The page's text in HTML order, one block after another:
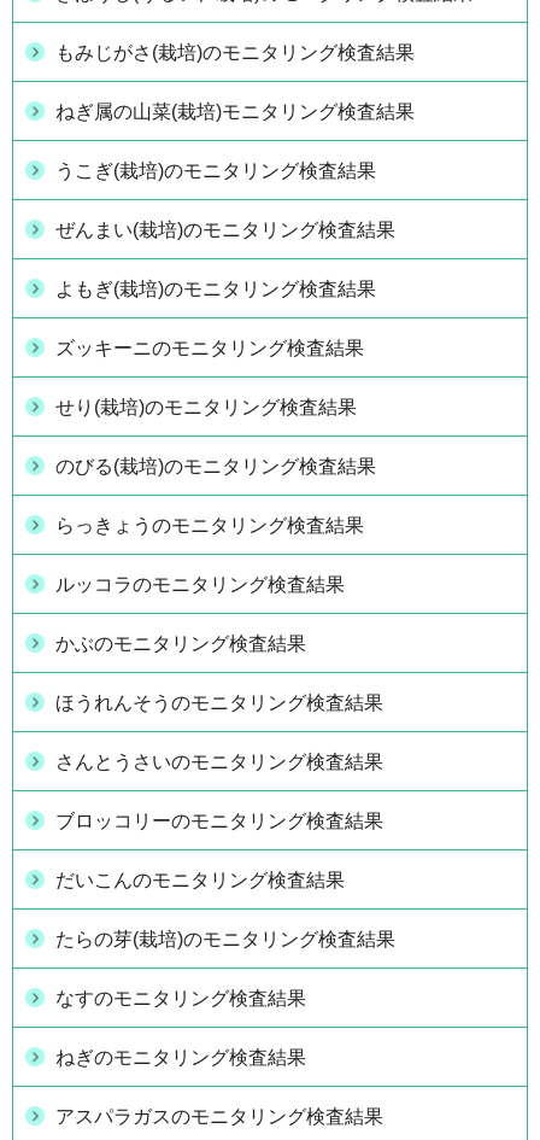
もみじがさ(栽培)のモニタリング検査結果
ねぎ属の山菜(栽培)モニタリング検査結果
うこぎ(栽培)のモニタリング検査結果
ぜんまい(栽培)のモニタリング検査結果
よもぎ(栽培)のモニタリング検査結果
ズッキーニのモニタリング検査結果
せり(栽培)のモニタリング検査結果
のびる(栽培)のモニタリング検査結果
らっきょうのモニタリング検査結果
ルッコラのモニタリング検査結果
かぶのモニタリング検査結果
ほうれんそうのモニタリング検査結果
さんとうさいのモニタリング検査結果
ブロッコリーのモニタリング検査結果
だいこんのモニタリング検査結果
たらの芽(栽培)のモニタリング検査結果
なすのモニタリング検査結果
ねぎのモニタリング検査結果
アスパラガスのモニタリング検査結果